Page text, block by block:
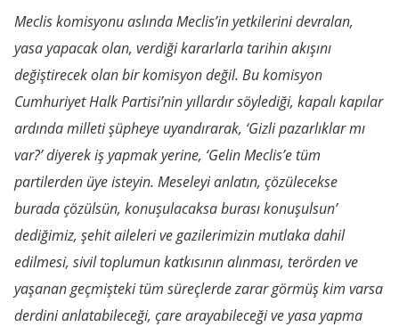
Meclis komisyonu aslında Meclis’in yetkilerini devralan,
yasa yapacak olan, verdiği kararlarla tarihin akışını
değiştirecek olan bir komisyon değil. Bu komisyon
Cumhuriyet Halk Partisi’nin yıllardır söylediği, kapalı kapılar
ardında milleti şüpheye uyandırarak, ‘Gizli pazarlıklar mı
var?’ diyerek iş yapmak yerine, ‘Gelin Meclis’e tüm
partilerden üye isteyin. Meseleyi anlatın, çözülecekse
burada çözülsün, konuşulacaksa burası konuşulsun’
dediğimiz, şehit aileleri ve gazilerimizin mutlaka dahil
edilmesi, sivil toplumun katkısının alınması, terörden ve
yaşanan geçmişteki tüm süreçlerde zarar görmüş kim varsa
derdini anlatabileceği, çare arayabileceği ve yasa yapma